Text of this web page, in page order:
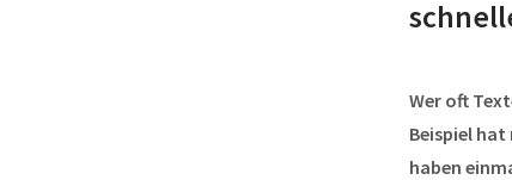
Wer oft
Beispiel hat
haben